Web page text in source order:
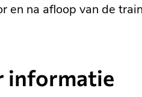
en na afloop van de
informatie